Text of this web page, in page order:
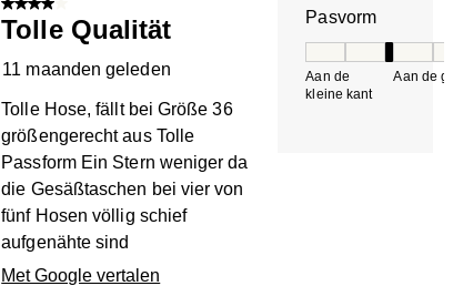
4 van 5 sterren.
Tolle Qualität
11 maanden geleden
Tolle Hose, fällt bei Größe 36
größengerecht aus Tolle
Passform Ein Stern weniger da
die Gesäßtaschen bei vier von
fünf Hosen völlig schief
aufgenähte sind
Met Google vertalen
Pasvorm
Aan de
kleine kant
Aan de